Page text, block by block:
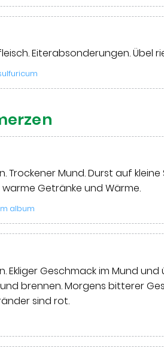
Eiterabsonderungen. Übel
Mund. Durst auf kleine
Getränke und Wärme.
album
Ekliger Geschmack im Mund
brennen. Morgens bitterer
sind rot.